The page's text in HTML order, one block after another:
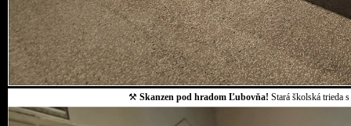
⚒ Skanzen pod hradom Ľubovňa! Stará školská trieda